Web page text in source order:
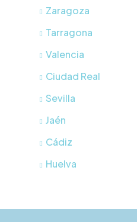
Zaragoza
Tarragona
Valencia
Ciudad Real
Sevilla
Jaén
Cádiz
Huelva